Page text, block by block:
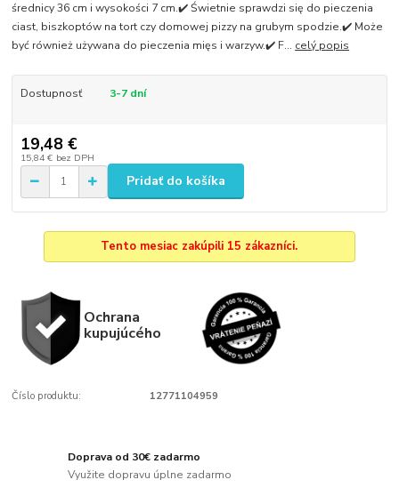
średnicy 36 cm i wysokości 7 cm.✔️ Świetnie sprawdzi się do pieczenia
ciast, biszkoptów na tort czy domowej pizzy na grubym spodzie.✔️ Może
być również używana do pieczenia mięs i warzyw.✔️ F... celý popis
Dostupnosť 3-7 dní
19,48 €
15,84 € bez DPH
Pridať do košíka
Tento mesiac zakúpili 15 zákazníci.
Ochrana
kupujúcého
Číslo produktu: 12771104959
Doprava od 30€ zadarmo
Využite dopravu úplne zadarmo